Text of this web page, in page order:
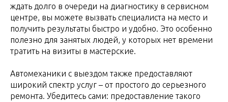
ждать долго в очереди на диагностику в сервисном
центре, вы можете вызвать специалиста на место и
получить результаты быстро и удобно. Это особенно
полезно для занятых людей, у которых нет времени
тратить на визиты в мастерские.
Автомеханики с выездом также предоставляют
широкий спектр услуг – от простого до серьезного
ремонта. Убедитесь сами: предоставление такого